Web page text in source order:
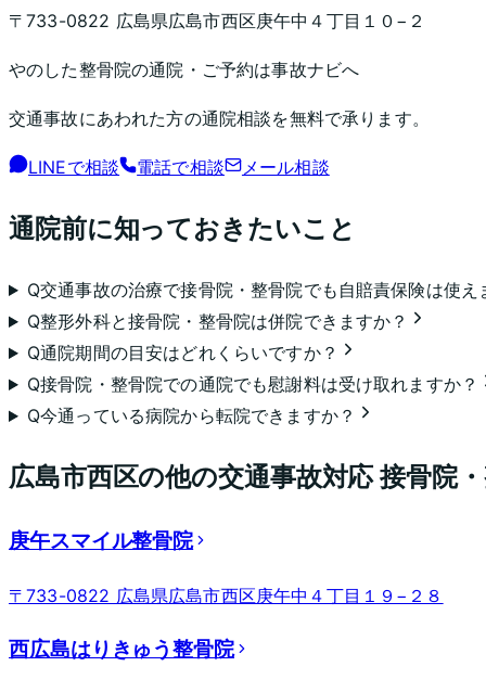
〒733-0822 広島県広島市西区庚午中４丁目１０−２
やのした整骨院の通院・ご予約は事故ナビへ
交通事故にあわれた方の通院相談を無料で承ります。
LINEで相談 電話で相談 メール相談
通院前に知っておきたいこと
Q交通事故の治療で接骨院・整骨院でも自賠責保険は使え
Q整形外科と接骨院・整骨院は併院できますか？
Q通院期間の目安はどれくらいですか？
Q接骨院・整骨院での通院でも慰謝料は受け取れますか？
Q今通っている病院から転院できますか？
広島市西区の他の交通事故対応 接骨院
庚午スマイル整骨院
〒733-0822 広島県広島市西区庚午中４丁目１９−２８
西広島はりきゅう整骨院